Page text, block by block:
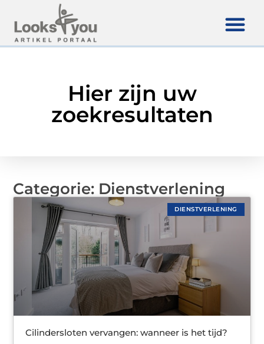
Hier zijn uw
zoekresultaten
Categorie: Dienstverlening
DIENSTVERLENING
Cilindersloten vervangen: wanneer is het tijd?